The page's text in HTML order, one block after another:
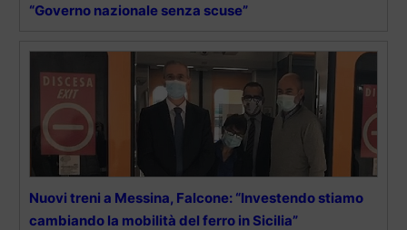
“Governo nazionale senza scuse”
Nuovi treni a Messina, Falcone: “Investendo stiamo
cambiando la mobilità del ferro in Sicilia”